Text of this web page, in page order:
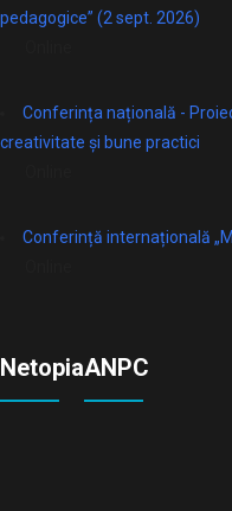
pedagogice” (2 sept. 2026)
Conferința națională -
creativitate și bune practici
Conferință internațională
NetopiaANPC